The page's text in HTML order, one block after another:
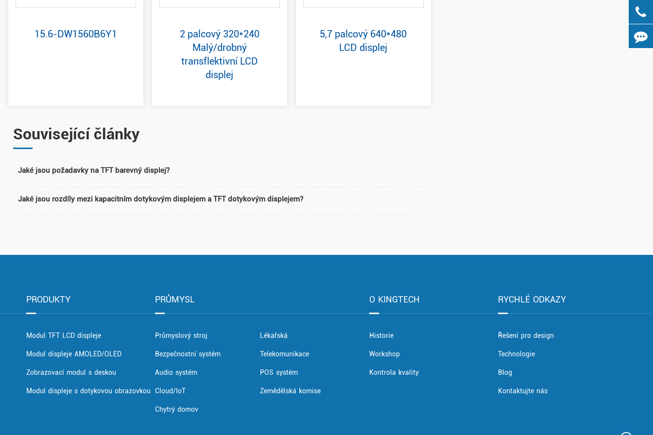
15.6-DW1560B6Y1
2 palcový 320*240
Malý/drobný
transflektivní LCD
displej
5,7 palcový 640*480
LCD displej
Související články
Jaké jsou požadavky na TFT barevný displej?
Jaké jsou rozdíly mezi kapacitním dotykovým displejem a TFT dotykovým displejem?
PRODUKTY
Modul TFT LCD displeje
Modul displeje AMOLED/OLED
Zobrazovací modul s deskou
Modul displeje s dotykovou obrazovkou
PRŮMYSL
Průmyslový stroj Lékařská
Bezpečnostní systém Telekomunikace
Audio systém POS systém
Cloud/IoT Zemědělská komise
Chytrý domov
O KINGTECH
Historie
Workshop
Kontrola kvality
RYCHLÉ ODKAZY
Řešení pro design
Technologie
Blog
Kontaktujte nás